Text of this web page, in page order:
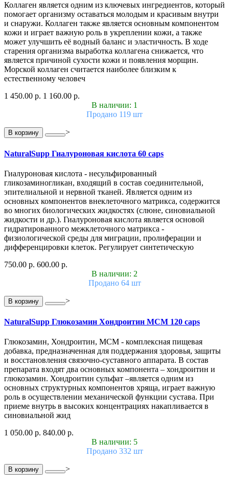
Коллаген является одним из ключевых ингредиентов, который
помогает организму оставаться молодым и красивым внутри
и снаружи. Коллаген также является основным компонентом
кожи и играет важную роль в укреплении кожи, а также
может улучшить её водный баланс и эластичность. В ходе
старения организма выработка коллагена снижается, что
является причиной сухости кожи и появления морщин.
Морской коллаген считается наиболее близким к
естественному человеч
1 450.00 р. 1 160.00 р.
В наличии: 1
Продано 119 шт
В корзину >
NaturalSupp Гиалуроновая кислота 60 caps
Гиалуроновая кислота - несульфированный
гликозаминогликан, входящий в состав соединительной,
эпителиальной и нервной тканей. Является одним из
основных компонентов внеклеточного матрикса, содержится
во многих биологических жидкостях (слюне, синовиальной
жидкости и др.). Гиалуроновая кислота является основой
гидратированного межклеточного матрикса -
физиологической среды для миграции, пролиферации и
дифференцировки клеток. Регулирует синтетическую
750.00 р. 600.00 р.
В наличии: 2
Продано 64 шт
В корзину >
NaturalSupp Глюкозамин Хондроитин МСМ 120 caps
Глюкозамин, Хондроитин, МСМ - комплексная пищевая
добавка, предназначенная для поддержания здоровья, защиты
и восстановления связочно-суставного аппарата. В состав
препарата входят два основных компонента – хондроитин и
глюкозамин. Хондроитин сульфат –является одним из
основных структурных компонентов хряща, играет важную
роль в осуществлении механической функции сустава. При
приеме внутрь в высоких концентрациях накапливается в
синовиальной жид
1 050.00 р. 840.00 р.
В наличии: 5
Продано 332 шт
В корзину >